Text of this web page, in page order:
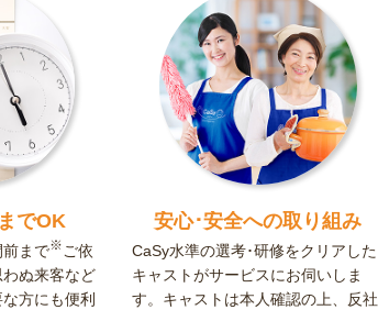
でOK
まで※ ご依
ぬ来客など
方にも便利
安心･安全への取り組み
CaSy水準の選考･研修をクリアした
キャストがサービスにお伺いしま
す。キャストは本人確認の上、反社